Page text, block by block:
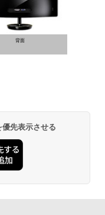
背面
先表示させる